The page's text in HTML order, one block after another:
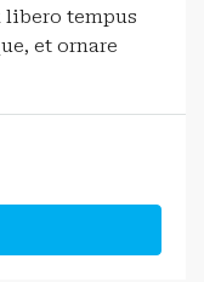
tempus
et ornare